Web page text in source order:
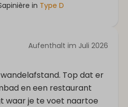
in Type D
Aufenthalt im Juli 2026
Top dat er
en een restaurant
waar je te voet naartoe